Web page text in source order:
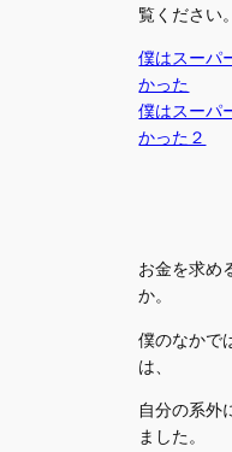
覧ください
僕はスーパ
かった
僕はスーパ
かった２
お金を求め
か。
僕のなかで
は、
自分の系外
ました。